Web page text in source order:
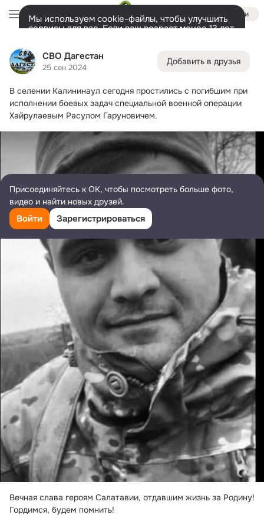
СВО Дагестан
25 сен 2024
Добавить в друзья
В селении Калининаул сегодня простились с погибшим при
исполнении боевых задач специальной военной операции
Хайрулаевым Расулом Гаруновичем.
Вечная слава героям Салатавии, отдавшим жизнь за Родину!
Гордимся, будем помнить!
Войти
Мы используем cookie-файлы, чтобы улучшить
сервисы для вас. Если ваш возраст менее 13 лет,
представитель.
Разрешить все
Лента Друзья 5.9K Заметки 1.7K Ещё
Дополнительная
колонка
Все С друзьями Игры и приложения
Присоединяйтесь к ОК, чтобы посмотреть больше фото,
видео и найти новых друзей.
Войти Зарегистрироваться